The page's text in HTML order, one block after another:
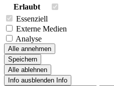
Erlaubt
Essenziell
Externe Medien
Analyse
Alle annehmen
Speichern
Alle ablehnen
Info ausblenden Info